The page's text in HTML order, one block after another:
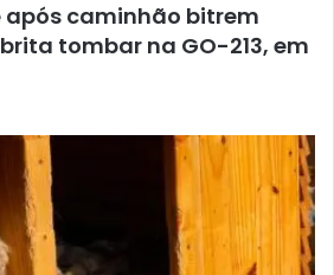
caminhão bitrem
tombar na GO-213, em